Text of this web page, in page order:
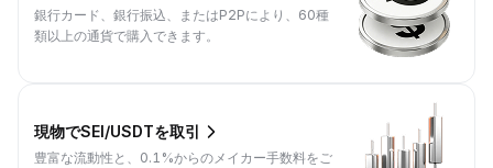
銀行カード、銀行振込、またはP2Pにより、60種
類以上の通貨で購入できます。
現物でSEI/USDTを取引
豊富な流動性と、0.1%からのメイカー手数料をご